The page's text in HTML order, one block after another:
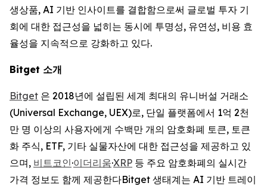
생상품, AI 기반 인사이트를 결합함으로써 글로벌 투자 기
회에 대한 접근성을 넓히는 동시에 투명성, 유연성, 비용 효
율성을 지속적으로 강화하고 있다.
Bitget 소개
Bitget 은 2018년에 설립된 세계 최대의 유니버설 거래소
(Universal Exchange, UEX)로, 단일 플랫폼에서 1억 2천
만 명 이상의 사용자에게 수백만 개의 암호화폐 토큰, 토큰
화 주식, ETF, 기타 실물자산에 대한 접근성을 제공하고 있
으며, 비트코인·이더리움·XRP 등 주요 암호화폐의 실시간
가격 정보도 함께 제공한다Bitget 생태계는 AI 기반 트레이